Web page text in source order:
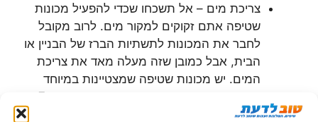
צריכת מים – אל תשכחו שכדי להפעיל מכונות
שטיפה אתם זקוקים למקור מים. לרוב מקובל
לחבר את המכונות לתשתיות הברז של הבניין או
הבית, אבל כמובן שזה מעלה מאד את צריכת
המים. יש מכונות שטיפה שמצטיינות במיוחד
בחיסכון משמעותי במים, וצורכות בממוצע כ7
ליטר לדקה, ויש בזבזניות זולות יותר. מצאו את